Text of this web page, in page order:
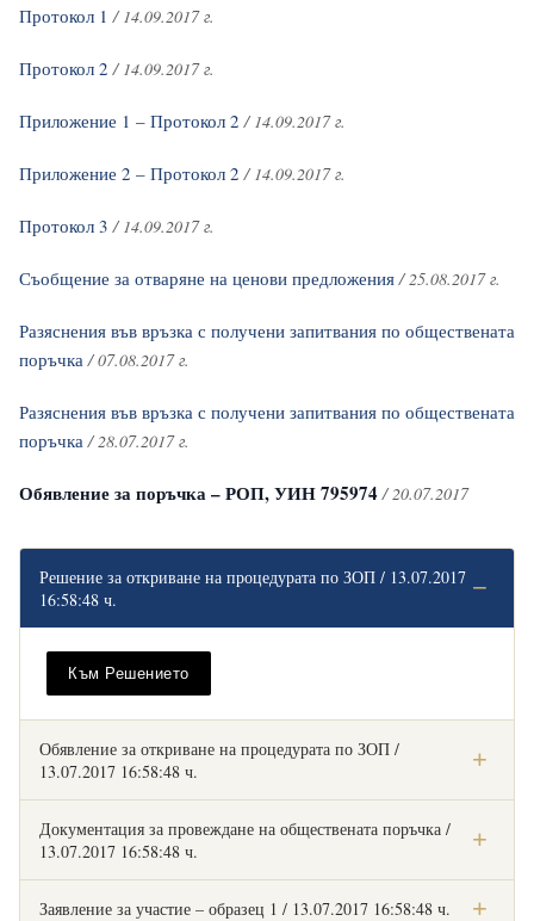
Протокол 1 / 14.09.2017 г.
Протокол 2 / 14.09.2017 г.
Приложение 1 – Протокол 2 / 14.09.2017 г.
Приложение 2 – Протокол 2 / 14.09.2017 г.
Протокол 3 / 14.09.2017 г.
Съобщение за отваряне на ценови предложения / 25.08.2017 г.
Разяснения във връзка с получени запитвания по обществената
поръчка/ 07.08.2017 г.
Разяснения във връзка с получени запитвания по обществената
поръчка / 28.07.2017 г.
Обявление за поръчка – РОП, УИН 795974 / 20.07.2017
Решение за откриване на процедурата по ЗОП / 13.07.2017
16:58:48 ч.
Към Решението
Обявление за откриване на процедурата по ЗОП /
13.07.2017 16:58:48 ч.
Документация за провеждане на обществената поръчка /
13.07.2017 16:58:48 ч.
Към документацията
Заявление за участие – образец 1 / 13.07.2017 16:58:48 ч.